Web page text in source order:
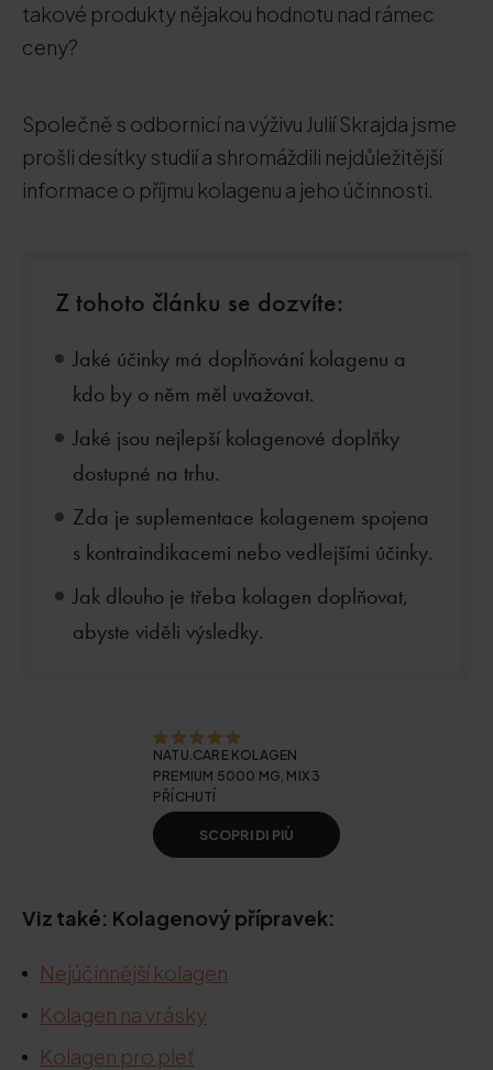
takové produkty nějakou hodnotu nad rámec
ceny?
Společně s odbornicí na výživu Julií Skrajda jsme
prošli desítky studií a shromáždili nejdůležitější
informace o příjmu kolagenu a jeho účinnosti.
Z tohoto článku se dozvíte:
Jaké účinky má doplňování kolagenu a
kdo by o něm měl uvažovat.
Jaké jsou nejlepší kolagenové doplňky
dostupné na trhu.
Zda je suplementace kolagenem spojena
s kontraindikacemi nebo vedlejšími účinky.
Jak dlouho je třeba kolagen doplňovat,
abyste viděli výsledky.
NATU.CARE KOLAGEN
PREMIUM 5000 MG, MIX 3
PŘÍCHUTÍ
SCOPRI DI PIÙ
Viz také: Kolagenový přípravek:
Nejúčinnější kolagen
Kolagen na vrásky
Kolagen pro pleť